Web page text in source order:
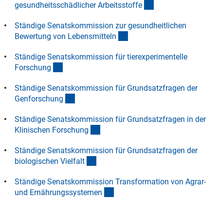
dies sollte dann im Antrag deutlich ausgeführt werden.
gesundheitsschädlicher Arbeitsstoffe
Ständige Senatskommission zur gesundheitlichen
Bewertung von Lebensmittel n
Ständige Senatskommission für tierexperimentelle
Forschung
Ständige Senatskommission für Grundsatzfragen der
Genforschung
Ständige Senatskommission für Grundsatzfragen in der
Klinischen Forschung
Ständige Senatskommission für Grundsatzfragen der
biologischen Vielfal t
Ständige Senatskommission Transformation von Agrar-
und Ernährungssystemen